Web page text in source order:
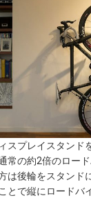
スプレイスタンド
常の約2倍のロー
は後輪をスタンド
とで縦にロードバ